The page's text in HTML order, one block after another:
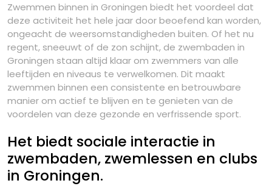
Zwemmen binnen in Groningen biedt het voordeel dat
deze activiteit het hele jaar door beoefend kan worden,
ongeacht de weersomstandigheden buiten. Of het nu
regent, sneeuwt of de zon schijnt, de zwembaden in
Groningen staan altijd klaar om zwemmers van alle
leeftijden en niveaus te verwelkomen. Dit maakt
zwemmen binnen een consistente en betrouwbare
manier om actief te blijven en te genieten van de
voordelen van deze gezonde en verfrissende sport.
Het biedt sociale interactie in
zwembaden, zwemlessen en clubs
in Groningen.